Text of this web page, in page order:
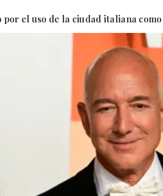
el uso de la ciudad italiana